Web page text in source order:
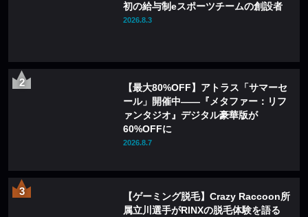
初の給与制eスポーツチームの創設者
2026.8.3
【最大80%OFF】アトラス「サマーセ
ール」開催中——『メタファー：リフ
ァンタジオ』デジタル豪華版が
60%OFFに
2026.8.7
【ゲーミング脱毛】Crazy Raccoon所
属立川選手がRINXの脱毛体験を語る